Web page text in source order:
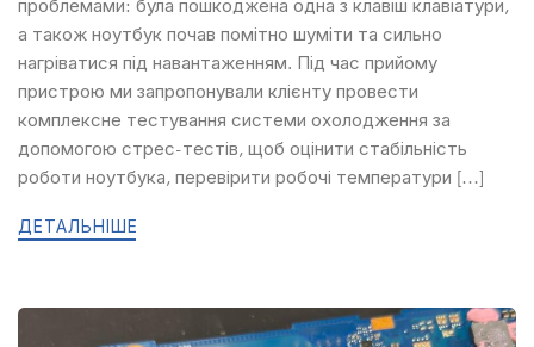
проблемами: була пошкоджена одна з клавіш клавіатури,
а також ноутбук почав помітно шуміти та сильно
нагріватися під навантаженням. Під час прийому
пристрою ми запропонували клієнту провести
комплексне тестування системи охолодження за
допомогою стрес-тестів, щоб оцінити стабільність
роботи ноутбука, перевірити робочі температури […]
ДЕТАЛЬНІШЕ